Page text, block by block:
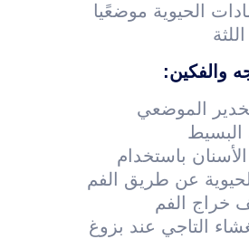
الحيوية موضعًيا
والفكين:
الموضعي
البسيط
باستخدام
عن طريق الفم
خراج الفم
التاجي عند بزوغ